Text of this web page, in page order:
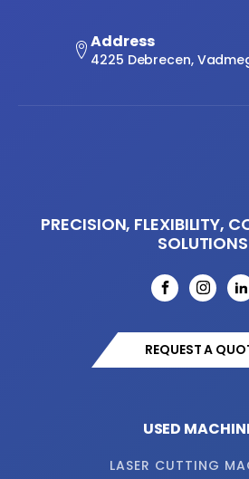
Address
4225 Debrecen,
PRECISION, FLEXIBILITY,
SOLUTIONS
REQUEST A
USED
LASER CUTTING